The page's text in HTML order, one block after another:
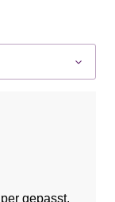
gepasst.